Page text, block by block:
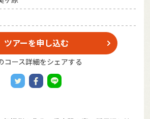
ツアーを申し込む
コース詳細をシェアする